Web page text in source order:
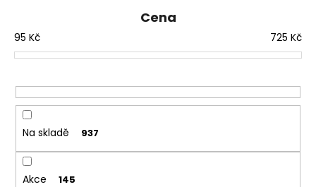
r
o
u
k
ů
Cena
95 Kč 725 Kč
Na skladě 937
Akce 145
D
p
o
u
č